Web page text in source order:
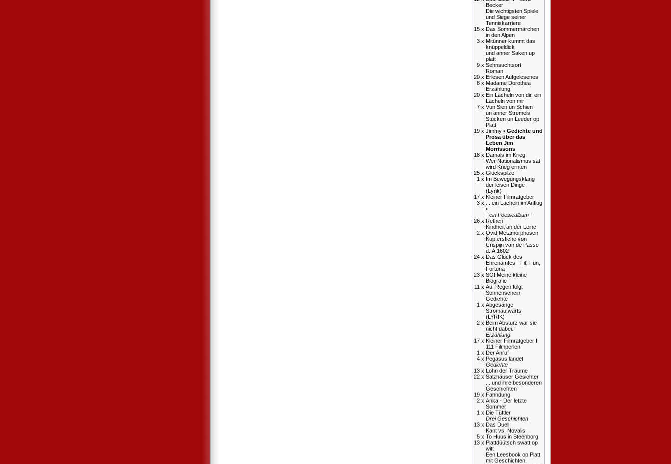
Becker
Die wichtigsten Spiele
und Siege seiner
Tenniskarriere
15 x Das Sommermärchen
in den Alpen
3 x Mitünner kummt das
knüppeldick
und anner Saken up
platt
9 x Sehnsuchtsort
Roman
20 x Erlesen Aufgelesenes
8 x Madame Dorothea
Erzählung
20 x Ein Lächeln von dir, ein
Lächeln von mir
7 x Vun Sien un Schien
un anner Stremels,
Stücken un Leeder op
Platt
19 x Jimmy • Gedichte und
Prosa über das
Leben Jim
Morrissons
18 x Damals im Krieg
Wer Nationalismus sät
wird Krieg ernten
25 x Glückspilze
1 x Im Bewegungsklang
der leisen Dinge
(Lyrik)
17 x Kleiner Filmratgeber
3 x
... ein Lächeln im Anflug
•
- ein Poesiealbum -
26 x Rethen
Kindheit an der Leine
2 x Ovid Metamorphosen
Kupferstiche von
Crispijn van de Passe
d. Ä.1602
24 x Das Glück des
Ehrenamtes - Fit, Fun,
Fortuna
23 x SO! Meine kleine
Biografie
11 x Auf Regen folgt
Sonnenschein
Gedichte
1 x Abgesänge
Stromaufwärts
(LYRIK)
2 x Beim Absturz war sie
nicht dabei.
Erzählung
17 x Kleiner Filmratgeber II
111 Filmperlen
1 x Der Anruf
4 x Pegasus landet
Gedichte
13 x Lohn der Träume
22 x Salzhäuser Gesichter
... und ihre besonderen
Geschichten
19 x Fahndung
2 x Anka - Der letzte
Sommer
1 x Die Tüftler
Drei Geschichten
13 x Das Duell
Kant vs. Novalis
5 x To Huus in Steenborg
13 x Plattdüütsch swatt op
witt
Een Leesbook op Platt
mit Geschichten,